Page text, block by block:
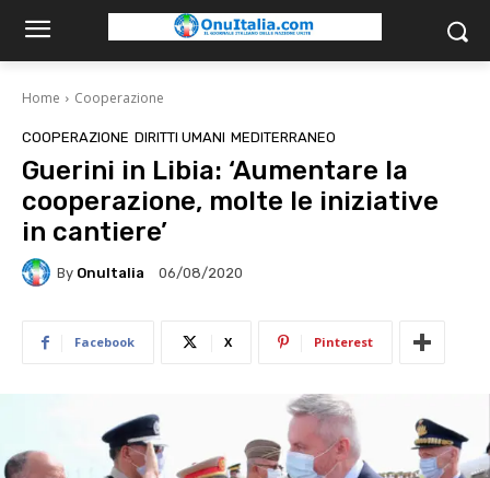
Home Cooperazione
COOPERAZIONE DIRITTI UMANI MEDITERRANEO
Guerini in Libia: ‘Aumentare la
cooperazione, molte le iniziative
in cantiere’
By OnuItalia 06/08/2020
Facebook X Pinterest